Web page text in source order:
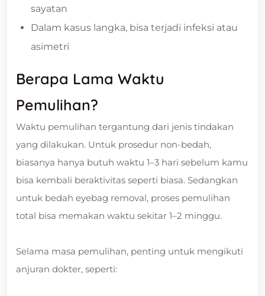
sayatan
Dalam kasus langka, bisa terjadi infeksi atau
asimetri
Berapa Lama Waktu
Pemulihan?
Waktu pemulihan tergantung dari jenis tindakan
yang dilakukan. Untuk prosedur non-bedah,
biasanya hanya butuh waktu 1–3 hari sebelum kamu
bisa kembali beraktivitas seperti biasa. Sedangkan
untuk bedah eyebag removal, proses pemulihan
total bisa memakan waktu sekitar 1–2 minggu.
Selama masa pemulihan, penting untuk mengikuti
anjuran dokter, seperti: